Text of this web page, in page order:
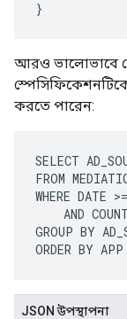
আরও ভালোভাবে
করতে পারেন:
SELECT
FROM
WHERE
AND
GROUP BY
JSON উপস্থাপনা